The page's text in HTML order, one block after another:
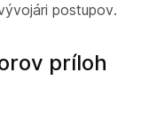
postupov.
príloh